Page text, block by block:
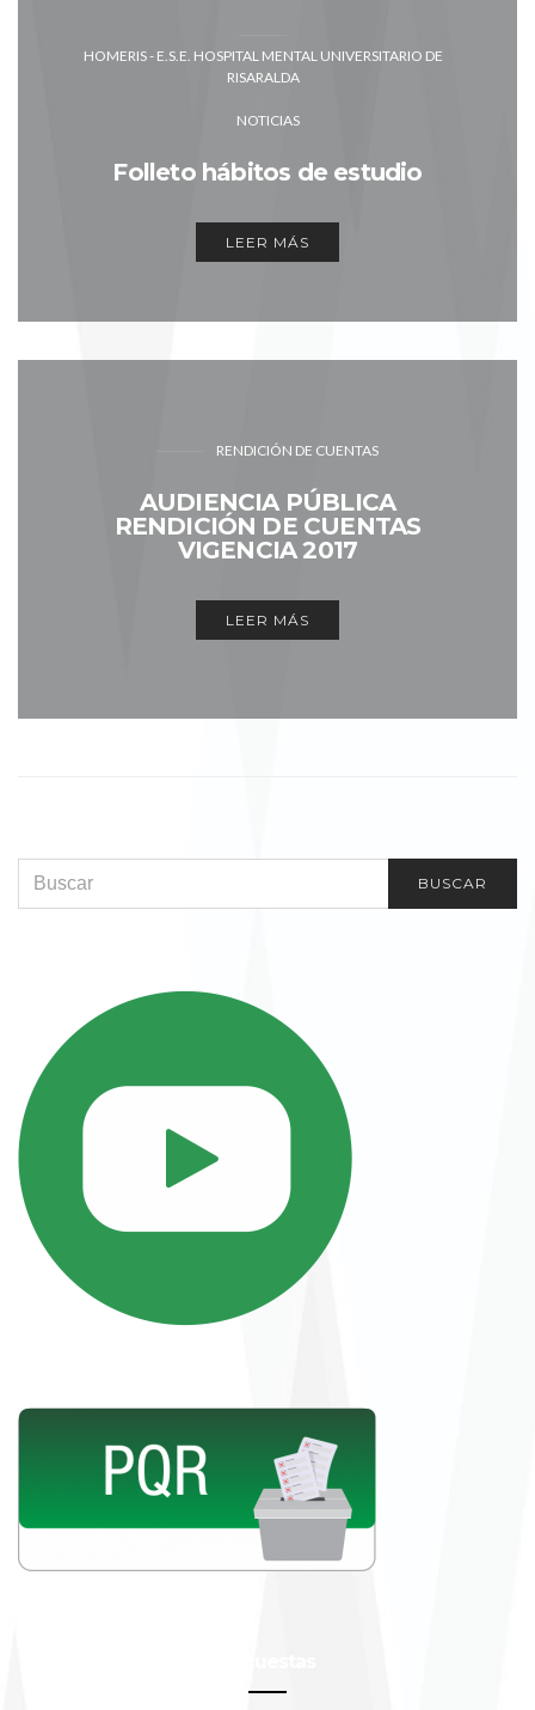
HOMERIS - E.S.E. HOSPITAL MENTAL UNIVERSITARIO DE
RISARALDA
NOTICIAS
Folleto hábitos de estudio
LEER MÁS
RENDICIÓN DE CUENTAS
AUDIENCIA PÚBLICA
RENDICIÓN DE CUENTAS
VIGENCIA 2017
LEER MÁS
BUSCAR